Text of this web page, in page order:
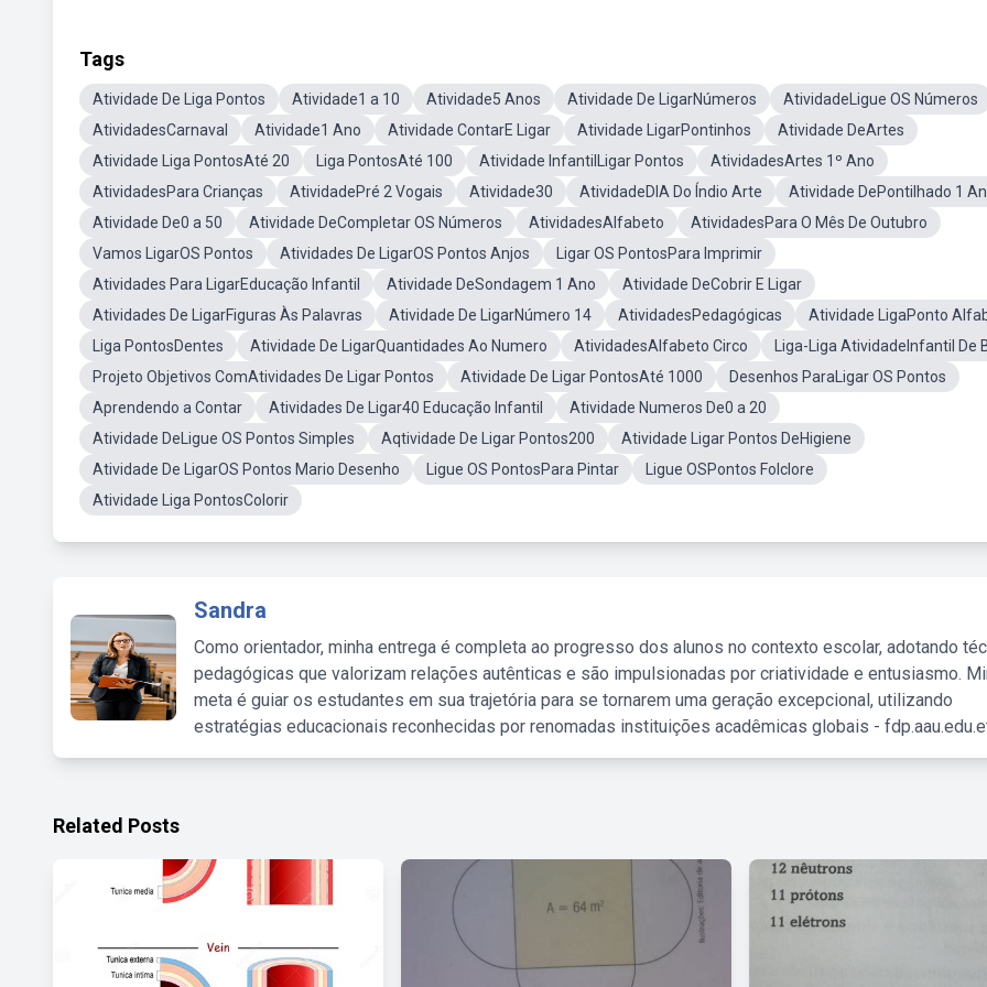
Tags
Atividade De Liga Pontos Atividade1 a 10 Atividade5 Anos Atividade De LigarNúmeros
AtividadeLigue OS Números
AtividadesCarnaval
Atividade1 Ano Atividade ContarE Ligar Atividade LigarPontinhos
Atividade DeArtes
Atividade Liga PontosAté 20
Liga PontosAté 100 Atividade InfantilLigar Pontos
AtividadesArtes 1º Ano
AtividadesPara Crianças
AtividadePré 2 Vogais Atividade30 AtividadeDIA Do Índio Arte
Atividade DePontilhado 1
Atividade De0 a 50
Atividade DeCompletar OS Números AtividadesAlfabeto
AtividadesPara O Mês De Outubro
Vamos LigarOS Pontos
Atividades De LigarOS Pontos Anjos
Ligar OS PontosPara Imprimir
Atividades Para LigarEducação Infantil
Atividade DeSondagem 1 Ano
Atividade DeCobrir E Ligar
Atividades De LigarFiguras Às Palavras
Atividade De LigarNúmero 14 AtividadesPedagógicas
Atividade LigaPonto
Liga PontosDentes
Atividade De LigarQuantidades Ao Numero AtividadesAlfabeto Circo
Liga-Liga AtividadeInfantil De
Projeto Objetivos ComAtividades De Ligar Pontos
Atividade De Ligar PontosAté 1000
Desenhos ParaLigar OS Pontos
Aprendendo a Contar
Atividades De Ligar40 Educação Infantil
Atividade Numeros De0 a 20
Atividade DeLigue OS Pontos Simples
Aqtividade De Ligar Pontos200
Atividade Ligar Pontos DeHigiene
Atividade De LigarOS Pontos Mario Desenho
Ligue OS PontosPara Pintar
Ligue OSPontos Folclore
Atividade Liga PontosColorir
Sandra
Como orientador, minha entrega é completa ao progresso dos alunos no contexto escolar, adotando
pedagógicas que valorizam relações autênticas e são impulsionadas por criatividade e entusiasmo.
meta é guiar os estudantes em sua trajetória para se tornarem uma geração excepcional, utilizando
estratégias educacionais reconhecidas por renomadas instituições acadêmicas globais -
Related Posts